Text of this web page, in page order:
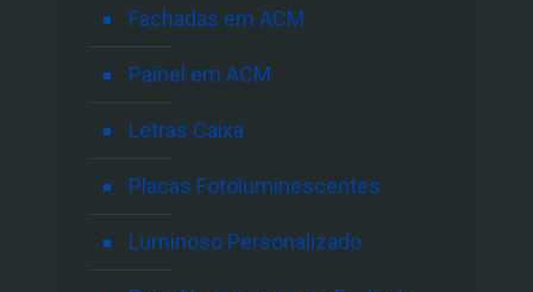
Fachadas em ACM
Painel em ACM
Letras Caixa
Placas Fotoluminescentes
Luminoso Personalizado